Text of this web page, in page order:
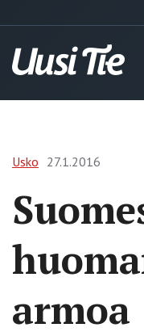
Usko 27.1.2016
armoa